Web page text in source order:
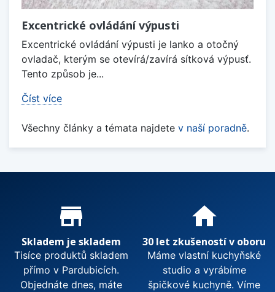
Excentrické ovládání výpusti
Excentrické ovládání výpusti je lanko a otočný
ovladač, kterým se otevírá/zavírá sítková výpusť.
Tento způsob je...
Číst více
Všechny články a témata najdete v naší poradně.
Proč nakupovat u nás?
store_mall_directory
Skladem je skladem
Tisíce produktů skladem
přímo v Pardubicích.
Objednáte dnes, máte
home
30 let zkušeností v oboru
Máme vlastní kuchyňské
studio a vyrábíme
špičkové kuchyně. Víme